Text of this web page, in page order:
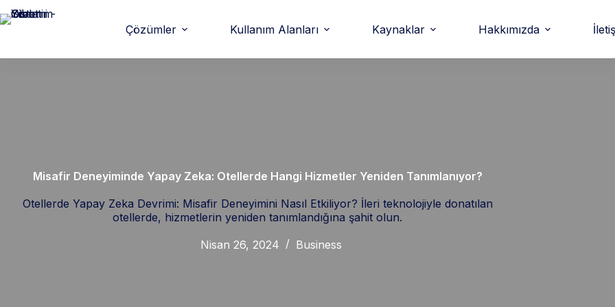
Çözümler Kullanım Alanları Kaynaklar Hakkımızda
Misafir Deneyiminde Yapay Zeka: Otellerde Hangi Hizmetler Yeniden Tanımlanıyor?
Otellerde Yapay Zeka Devrimi: Misafir Deneyimini Nasıl Etkiliyor? İleri teknolojiyle donatılan
otellerde, hizmetlerin yeniden tanımlandığına şahit olun.
Nisan 26, 2024
Business